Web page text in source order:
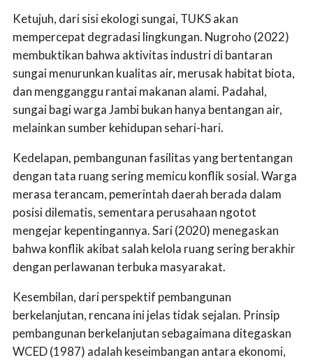
Ketujuh, dari sisi ekologi sungai, TUKS akan
mempercepat degradasi lingkungan. Nugroho (2022)
membuktikan bahwa aktivitas industri di bantaran
sungai menurunkan kualitas air, merusak habitat biota,
dan mengganggu rantai makanan alami. Padahal,
sungai bagi warga Jambi bukan hanya bentangan air,
melainkan sumber kehidupan sehari-hari.
Kedelapan, pembangunan fasilitas yang bertentangan
dengan tata ruang sering memicu konflik sosial. Warga
merasa terancam, pemerintah daerah berada dalam
posisi dilematis, sementara perusahaan ngotot
mengejar kepentingannya. Sari (2020) menegaskan
bahwa konflik akibat salah kelola ruang sering berakhir
dengan perlawanan terbuka masyarakat.
Kesembilan, dari perspektif pembangunan
berkelanjutan, rencana ini jelas tidak sejalan. Prinsip
pembangunan berkelanjutan sebagaimana ditegaskan
WCED (1987) adalah keseimbangan antara ekonomi,